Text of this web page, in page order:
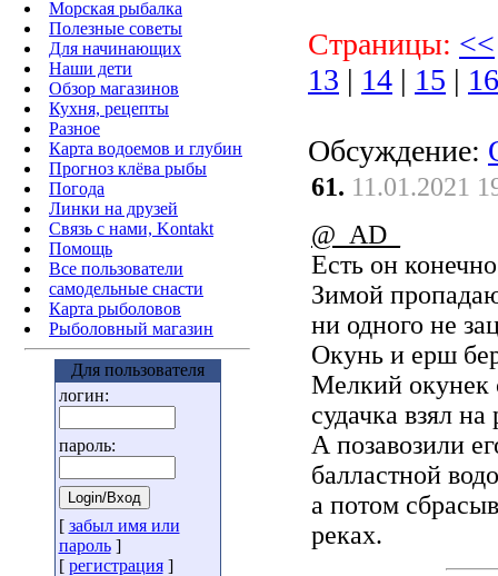
Морская рыбалка
Полезные советы
Для начинающих
Наши дети
Обзор магазинов
Кухня, рецепты
Разное
Карта водоемов и глубин
Прогноз клёва рыбы
Погода
Линки на друзей
Связь с нами, Kontakt
Помощь
Все пользователи
самодельные снасти
Карта рыболовов
Рыболовный магазин
Для пользователя
логин:
пароль:
[ забыл имя или
пароль]
[ регистрация]
Страницы: <<
13 | 14 | 15 | 16
Обсуждение:
61. 11.01.2021
@_AD_
Есть он
Зимой
ни одного не
Окунь и ерш
Мелкий окунек
судачка взял
А позавозили
балластной
а потом
реках.